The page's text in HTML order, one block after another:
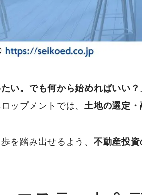
い。でも何から始めればいい？
ップメントでは、土地の選定
を踏み出せるよう、 不動産投